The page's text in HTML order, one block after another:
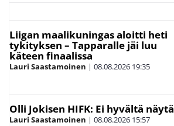
Liigan maalikuningas aloitti heti
tykityksen – Tapparalle jäi luu
käteen finaalissa
Lauri Saastamoinen | 08.08.2026 19:35
Olli Jokisen HIFK: Ei hyvältä näytä
Lauri Saastamoinen | 08.08.2026 15:57